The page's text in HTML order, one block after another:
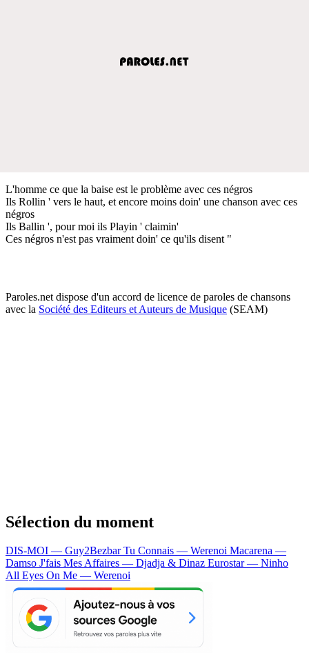
L'homme ce que la baise est le problème avec ces négros
Ils Rollin ' vers le haut, et encore moins doin' une chanson avec ces
négros
Ils Ballin ', pour moi ils Playin ' claimin'
Ces négros n'est pas vraiment doin' ce qu'ils disent "
Paroles.net dispose d'un accord de licence de paroles de chansons
avec la Société des Editeurs et Auteurs de Musique (SEAM)
Sélection du moment
DIS-MOI — Guy2BezbarTu Connais — Werenoi Macarena —
Damso J'fais Mes Affaires — Djadja & Dinaz Eurostar — Ninho
All Eyes On Me — Werenoi